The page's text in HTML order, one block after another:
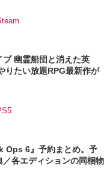
ブ 幽霊船団と消えた英
りたい放題RPG最新作が
Ops 6』予約まとめ。予
各エディションの同梱物